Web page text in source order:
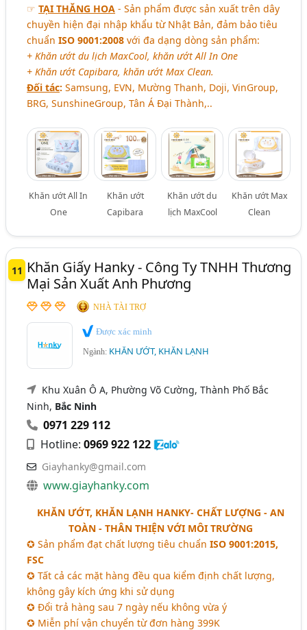
☞TẠI THĂNG HOA - Sản phẩm được sản xuất trên dây
chuyền hiện đại nhập khẩu từ Nhật Bản, đảm bảo tiêu
chuẩnISO 9001:2008 với đa dạng dòng sản phẩm:
+ Khăn ướt du lịch MaxCool, khăn ướt All In One
+ Khăn ướt Capibara, khăn ướt Max Clean.
Đối tác: Samsung, EVN, Mường Thanh, Doji, VinGroup,
BRG, SunshineGroup, Tân Á Đại Thành,..
Khăn ướt All In
One
Khăn ướt
Capibara
Khăn ướt du
lịch MaxCool
Khăn ướt Max
Clean
11 Khăn Giấy Hanky - Công Ty TNHH Thương
Mại Sản Xuất Anh Phương
NHÀ TÀI TRỢ
Được xác minh
Ngành: KHĂN ƯỚT, KHĂN LẠNH
Khu Xuân Ô A, Phường Võ Cường, Thành Phố Bắc
Ninh, Bắc Ninh
0971 229 112
Hotline:0969 922 122
Giayhanky@gmail.com
www.giayhanky.com
KHĂN ƯỚT, KHĂN LẠNH HANKY- CHẤT LƯỢNG - AN
TOÀN - THÂN THIỆN VỚI MÔI TRƯỜNG
✪ Sản phẩm đạt chất lượng tiêu chuẩnISO 9001:2015,
FSC
✪ Tất cả các mặt hàng đều qua kiểm định chất lượng,
không gây kích ứng khi sử dụng
✪ Đổi trả hàng sau 7 ngày nếu không vừa ý
✪ Miễn phí vận chuyển từ đơn hàng 399K